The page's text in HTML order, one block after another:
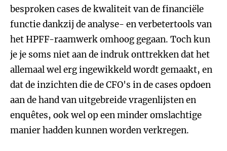
besproken cases de kwaliteit van de financiële
functie dankzij de analyse- en verbetertools van
het HPFF-raamwerk omhoog gegaan. Toch kun
je je soms niet aan de indruk onttrekken dat het
allemaal wel erg ingewikkeld wordt gemaakt, en
dat de inzichten die de CFO's in de cases opdoen
aan de hand van uitgebreide vragenlijsten en
enquêtes, ook wel op een minder omslachtige
manier hadden kunnen worden verkregen.